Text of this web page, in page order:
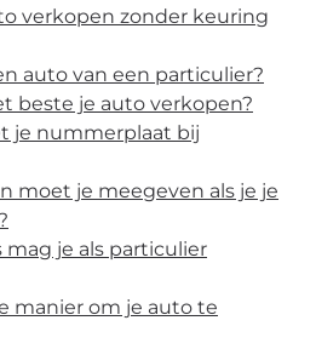
verkopen zonder keuring
auto van een particulier?
beste je auto verkopen?
je nummerplaat bij
moet je meegeven als je je
mag je als particulier
manier om je auto te